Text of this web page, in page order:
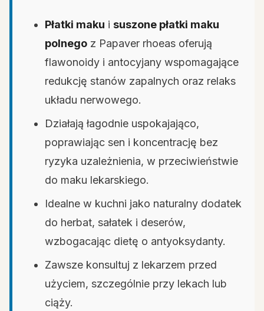
Płatki maku i suszone płatki maku
polnego z Papaver rhoeas oferują
flawonoidy i antocyjany wspomagające
redukcję stanów zapalnych oraz relaks
układu nerwowego.
Działają łagodnie uspokajająco,
poprawiając sen i koncentrację bez
ryzyka uzależnienia, w przeciwieństwie
do maku lekarskiego.
Idealne w kuchni jako naturalny dodatek
do herbat, sałatek i deserów,
wzbogacając dietę o antyoksydanty.
Zawsze konsultuj z lekarzem przed
użyciem, szczególnie przy lekach lub
ciąży.